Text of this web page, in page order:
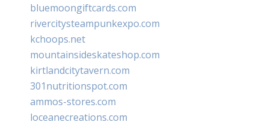
bluemoongiftcards.com
rivercitysteampunkexpo.com
kchoops.net
mountainsideskateshop.com
kirtlandcitytavern.com
301nutritionspot.com
ammos-stores.com
loceanecreations.com